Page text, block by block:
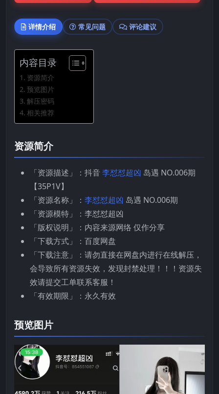
详情介绍 常见问题 评论建议
内容目录
资源简介
预览图片
解压密码
相关推荐
资源简介
「资源描述」：抖音李怼怼超凶 岛遇 NO.006期
【35P1V】
「资源名称」： 李怼怼超凶 岛遇 NO.006期
「资源模特」：李怼怼超凶
「版权说明」：内容来源网络 仅作分享
「下载方式」：百度网盘
「下载注意」：请勿直接在网盘内进行在线解压，
会导致所有资源失效，发现封禁处理！！！资源失
效请提交工单联系客服！
「有效期限」：永久有效
预览图片